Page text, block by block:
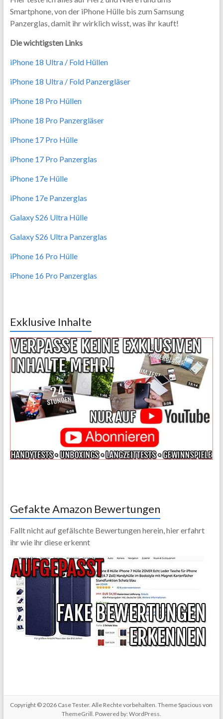
Smartphone, von der iPhone Hülle bis zum Samsung
Panzerglas, damit ihr wirklich wisst, was ihr kauft!
Die wichtigsten Links
iPhone 18 Ultra / Fold Hüllen
iPhone 18 Ultra / Fold Panzergläser
iPhone 18 Pro Hüllen
iPhone 18 Pro Panzergläser
iPhone 17 Pro Hülle
iPhone 17 Pro Panzerglas
iPhone 17e Hülle
iPhone 17e Panzerglas
Galaxy S26 Ultra Hülle
Galaxy S26 Ultra Panzerglas
iPhone 16 Pro Hülle
iPhone 16 Pro Panzerglas
Exklusive Inhalte
Gefakte Amazon Bewertungen
Fallt nicht auf gefälschte Bewertungen herein, hier erfahrt
ihr wie ihr diese erkennt
Copyright © 2026 Case Tester. Alle Rechte vorbehalten. ThemeSpacious von
ThemeGrill. Powered by: WordPress